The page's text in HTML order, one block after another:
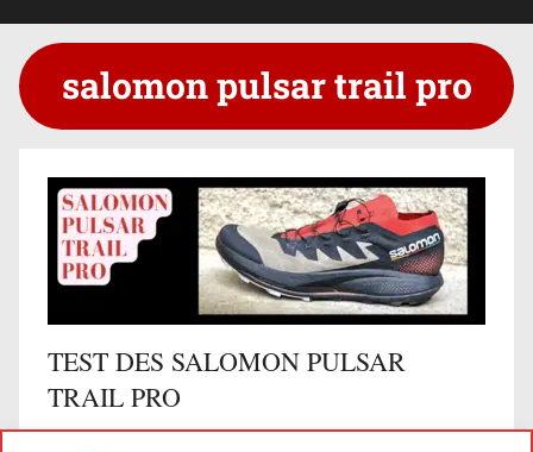
salomon pulsar trail pro
TEST DES SALOMON PULSAR
TRAIL PRO